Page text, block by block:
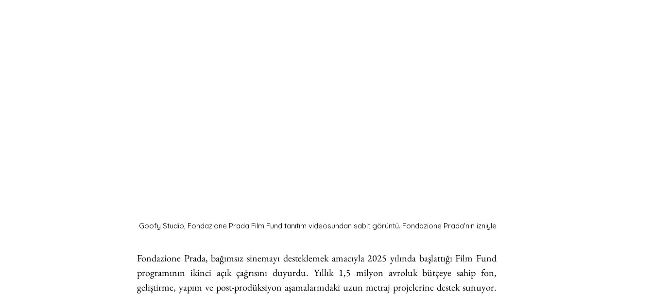
Goofy Studio, Fondazione Prada Film Fund tanıtım videosundan sabit görüntü. Fondazione Prada'nın izniyle
Fondazione Prada, bağımsız sinemayı desteklemek amacıyla 2025 yılında başlattığı Film Fund
programının ikinci açık çağrısını duyurdu. Yıllık 1,5 milyon avroluk bütçeye sahip fon,
geliştirme, yapım ve post-prodüksiyon aşamalarındaki uzun metraj projelerine destek sunuyor.